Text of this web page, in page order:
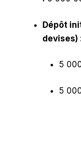
Dépôt
devises)
5
5